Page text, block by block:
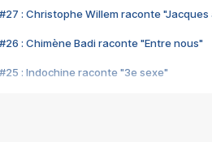
#27 : Christophe Willem raconte "Jacques
#26 : Chimène Badi raconte "Entre nous"
#25 : Indochine raconte "3e sexe"